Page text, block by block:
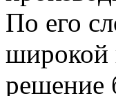
По его
широкой
решение